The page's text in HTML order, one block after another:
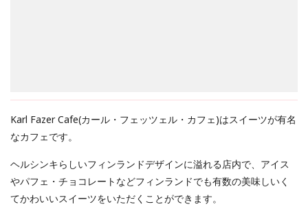
Karl Fazer Cafe(カール・フェッツェル・カフェ)はスイーツが有名
なカフェです。
ヘルシンキらしいフィンランドデザインに溢れる店内で、アイス
やパフェ・チョコレートなどフィンランドでも有数の美味しいく
てかわいいスイーツをいただくことができます。